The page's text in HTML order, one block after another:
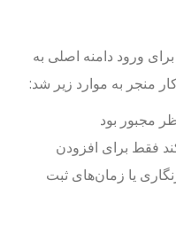
ورود دامنه اصلی به
منجر به موارد زیر شد:
مجبور بود
فقط برای افزودن
یا زمان‌های ثبت